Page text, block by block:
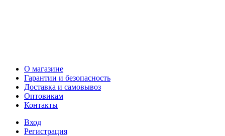
О магазине
Гарантии и безопасность
Доставка и самовывоз
Оптовикам
Контакты
Вход
Регистрация